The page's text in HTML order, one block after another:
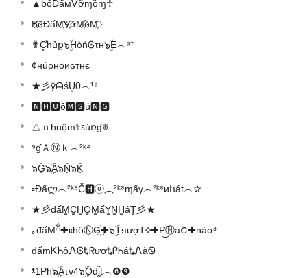
▲bốĐấмᐯỡɱồɱ☥
B҉ốĐấM҉V҉ỡM҉ồM҉
✟C͓̽hủք๖ۣۜHòńᎶτн๖ۣۜE︵⁹⁷
¢нủρнòиɢтнє
★彡ÿᗩśU͙0︵¹⁹
🅽🅷🆄ộ🅼🆂ú🅽🅶
△ｎhʉộm⚕ꜱúռɠ☬
⁹ɠＡⓃｋ︵²ᵏ⁴
๖ۣۜG๖ۣۜA๖ۣۜN๖ۣۜK
▫Đấლ︵²ᵏ⁸Č🅷ⓞ︵²ᵏ⁸ɱấγ︵²ᵏ⁸иհát︵✰
★彡đấM͚C͚H͚O͚M͚ấY͚N͚H͚áT͚彡★
｡đấMྂ✚кhôⓃG꙰✚๖ۣۜTяượT༶✚P͜͡ⒽáՇ✚nàσ³
đấmᏦᏂôᏁᎶᎿᖇượᎿᎵᏂáᎿᏁàᏫ
ᵜ1Ph๖ۣۜAτv4๖ۣۜOdḭ̃t︵❻❾